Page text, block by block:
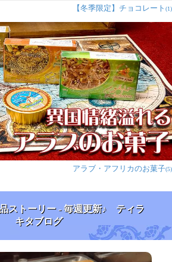
【冬季限定】チョコレート (1)
アラブ・アフリカのお菓子(5)
ストーリー - 毎週更新♪ ティラ
キタブログ